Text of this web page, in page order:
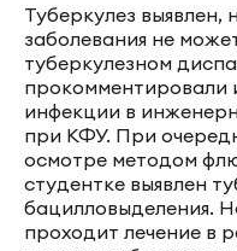
Туберкулез
заболевания не
туберкулезном
инфекции в
при КФУ. При
осмотре методом
студентке выявлен
бацилловыделения.
проходит лечение в